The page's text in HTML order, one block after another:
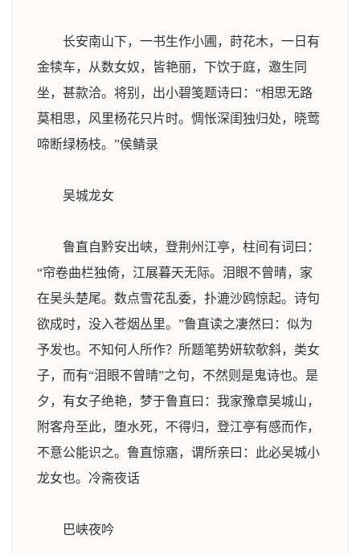
长安南山下，一书生作小圃，莳花木，一日有
金犊车，从数女奴，皆艳丽，下饮于庭，邀生同
坐，甚款洽。将别，出小碧笺题诗曰：“相思无路
莫相思，风里杨花只片时。惆怅深闺独归处，晓莺
啼断绿杨枝。”侯鲭录
吴城龙女
鲁直自黔安出峡，登荆州江亭，柱间有词曰：
“帘卷曲栏独倚，江展暮天无际。泪眼不曾晴，家
在吴头楚尾。数点雪花乱委，扑漉沙鸥惊起。诗句
欲成时，没入苍烟丛里。”鲁直读之凄然曰：似为
予发也。不知何人所作？所题笔势妍软欹斜，类女
子，而有“泪眼不曾晴”之句，不然则是鬼诗也。是
夕，有女子绝艳，梦于鲁直曰：我家豫章吴城山，
附客舟至此，堕水死，不得归，登江亭有感而作，
不意公能识之。鲁直惊寤，谓所亲曰：此必吴城小
龙女也。 冷斋夜话
巴峡夜吟